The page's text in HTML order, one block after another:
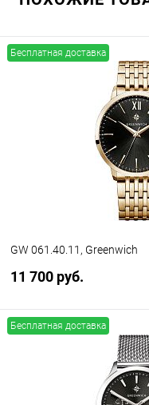
Бесплатная доставка
GW 061.40.11, Greenwich
11 700 руб.
В
Бесплатная доставка